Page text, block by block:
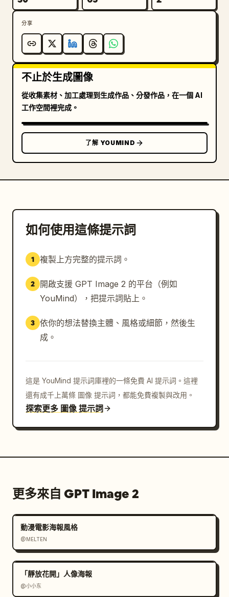
分享
不止於生成圖像
從收集素材、加工處理到生成作品、分發作品，在一個 AI
工作空間裡完成。
了解 YOUMIND
如何使用這條提示詞
1 複製上方完整的提示詞。
2
開啟支援 GPT Image 2 的平台（例如
YouMind），把提示詞貼上。
3 依你的想法替換主體、風格或細節，然後生
成。
這是 YouMind 提示詞庫裡的一條免費 AI 提示詞。這裡
還有成千上萬條 圖像 提示詞，都能免費複製與改用。
探索更多 圖像 提示詞
更多來自 GPT Image 2
動漫電影海報風格
@MELTEN
「靜放花開」人像海報
@小小东